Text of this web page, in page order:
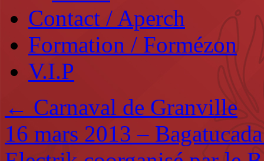
Contact / Aperch
Formation / Formézon
V.I.P
← Carnaval de Granville
16 mars 2013 –